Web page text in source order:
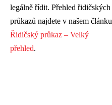
legálně řídit. Přehled řidičských
průkazů najdete v našem článku
Řidičský průkaz – Velký
přehled.